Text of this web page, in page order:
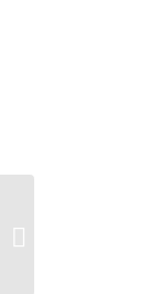
der Freunde und